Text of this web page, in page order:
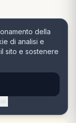
della
di analisi e
sito e sostenere
România,